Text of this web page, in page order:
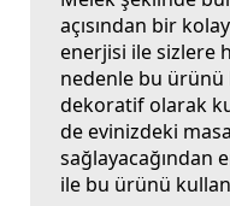
açısından bir
enerjisi ile sizlere
nedenle bu ürünü
dekoratif olarak
de evinizdeki
sağlayacağından
ile bu ürünü